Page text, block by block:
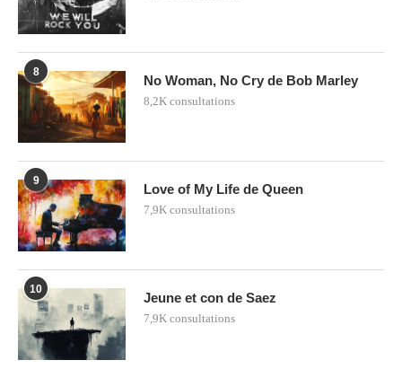
8
No Woman, No Cry de Bob Marley
8,2K consultations
9
Love of My Life de Queen
7,9K consultations
10
Jeune et con de Saez
7,9K consultations